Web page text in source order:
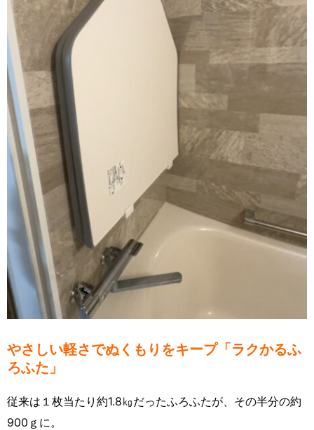
やさしい軽さでぬくもりをキープ「ラクかるふ
ろふた」
従来は１枚当たり約1.8㎏だったふろふたが、その半分の約
900ｇに。